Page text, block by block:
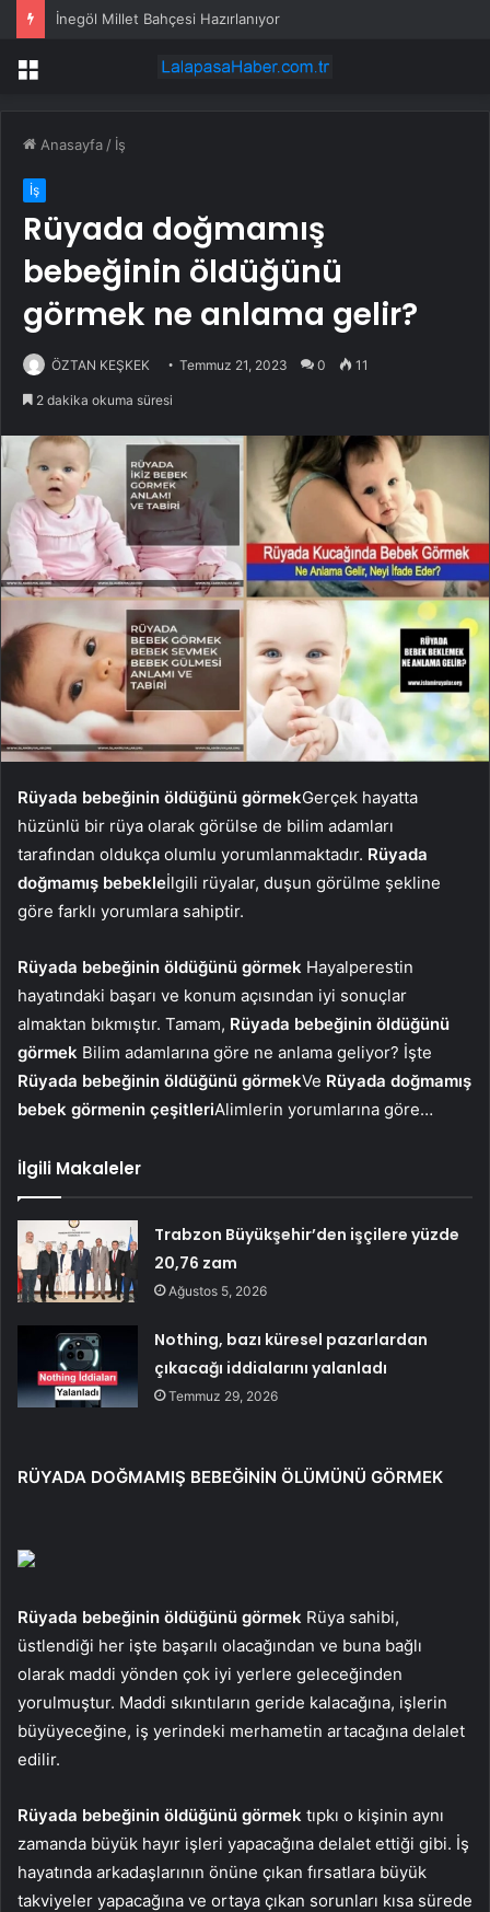
İnegöl Millet Bahçesi Hazırlanıyor
Menü
Anasayfa / İş
İş
Rüyada doğmamış
bebeğinin öldüğünü
görmek ne anlama gelir?
ÖZTAN KEŞKEK Temmuz 21, 2023 0 11
2 dakika okuma süresi
Rüyada bebeğinin öldüğünü görmekGerçek hayatta
hüzünlü bir rüya olarak görülse de bilim adamları
tarafından oldukça olumlu yorumlanmaktadır. Rüyada
doğmamış bebekleİlgili rüyalar, duşun görülme şekline
göre farklı yorumlara sahiptir.
Rüyada bebeğinin öldüğünü görmek Hayalperestin
hayatındaki başarı ve konum açısından iyi sonuçlar
almaktan bıkmıştır. Tamam, Rüyada bebeğinin öldüğünü
görmek Bilim adamlarına göre ne anlama geliyor? İşte
Rüyada bebeğinin öldüğünü görmekVe Rüyada doğmamış
bebek görmenin çeşitleriAlimlerin yorumlarına göre…
İlgili Makaleler
Trabzon Büyükşehir’den işçilere yüzde
20,76 zam
Ağustos 5, 2026
Nothing, bazı küresel pazarlardan
çıkacağı iddialarını yalanladı
Temmuz 29, 2026
RÜYADA DOĞMAMIŞ BEBEĞİNİN ÖLÜMÜNÜ GÖRMEK
Rüyada bebeğinin öldüğünü görmek Rüya sahibi,
üstlendiği her işte başarılı olacağından ve buna bağlı
olarak maddi yönden çok iyi yerlere geleceğinden
yorulmuştur. Maddi sıkıntıların geride kalacağına, işlerin
büyüyeceğine, iş yerindeki merhametin artacağına delalet
edilir.
Rüyada bebeğinin öldüğünü görmek tıpkı o kişinin aynı
zamanda büyük hayır işleri yapacağına delalet ettiği gibi. İş
hayatında arkadaşlarının önüne çıkan fırsatlara büyük
takviyeler yapacağına ve ortaya çıkan sorunları kısa sürede